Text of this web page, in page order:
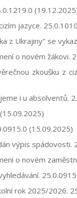
jazyce.
z Ukrajiny" se
o novém žákovi.
zkoušku z
i u absolventů.
(15.09.2025)
výpis spádovosti.
o novém
rok 2025/2026.